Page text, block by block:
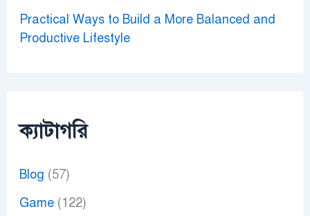
Practical Ways to Build a More Balanced and
Productive Lifestyle
ক্যাটাগরি
Blog (57)
Game(122)